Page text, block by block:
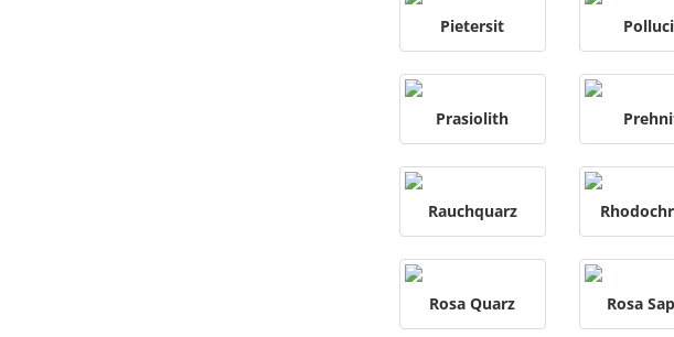
Pietersit
Prasiolith
Rauchquarz
Rosa Quarz Rosa